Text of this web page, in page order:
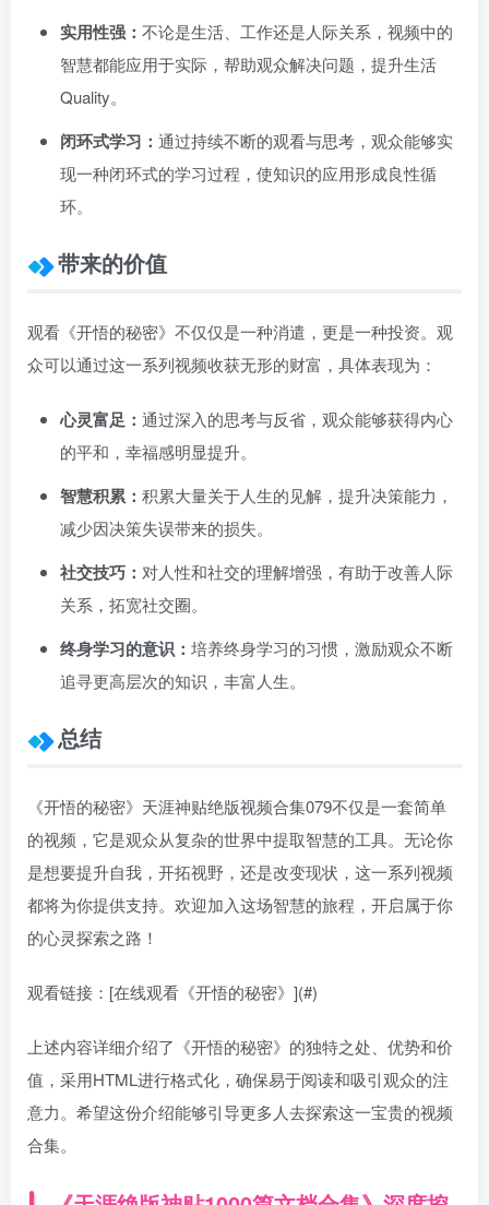
实用性强： 不论是生活、工作还是人际关系，视频中的
智慧都能应用于实际，帮助观众解决问题，提升生活
Quality。
闭环式学习： 通过持续不断的观看与思考，观众能够实
现一种闭环式的学习过程，使知识的应用形成良性循
环。
带来的价值
观看《开悟的秘密》不仅仅是一种消遣，更是一种投资。观
众可以通过这一系列视频收获无形的财富，具体表现为：
心灵富足： 通过深入的思考与反省，观众能够获得内心
的平和，幸福感明显提升。
智慧积累： 积累大量关于人生的见解，提升决策能力，
减少因决策失误带来的损失。
社交技巧： 对人性和社交的理解增强，有助于改善人际
关系，拓宽社交圈。
终身学习的意识： 培养终身学习的习惯，激励观众不断
追寻更高层次的知识，丰富人生。
总结
《开悟的秘密》天涯神贴绝版视频合集079不仅是一套简单
的视频，它是观众从复杂的世界中提取智慧的工具。无论你
是想要提升自我，开拓视野，还是改变现状，这一系列视频
都将为你提供支持。欢迎加入这场智慧的旅程，开启属于你
的心灵探索之路！
观看链接：[在线观看《开悟的秘密》](#)
上述内容详细介绍了《开悟的秘密》的独特之处、优势和价
值，采用HTML进行格式化，确保易于阅读和吸引观众的注
意力。希望这份介绍能够引导更多人去探索这一宝贵的视频
合集。